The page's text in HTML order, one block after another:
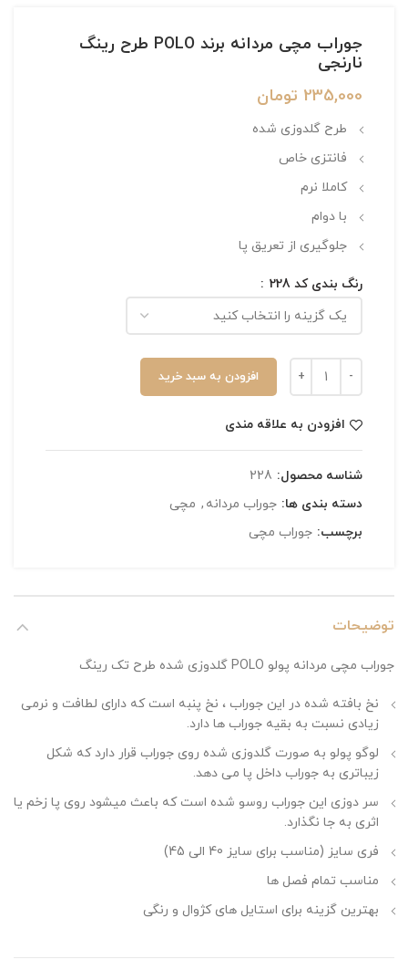
جوراب مچی مردانه برند POLO طرح رینگ
نارنجی
235,000 تومان
طرح گلدوزی شده
فانتزی خاص
کاملا نرم
با دوام
جلوگیری از تعریق پا
رنگ بندی کد 228
افزودن به سبد خرید
افزودن به علاقه مندی
شناسه محصول: 228
دسته بندی ها: جوراب مردانه , مچی
برچسب: جوراب مچی
توضیحات
جوراب مچی مردانه پولو POLO گلدوزی شده طرح تک رینگ
نخ بافته شده در این جوراب ، نخ پنبه است که دارای لطافت و نرمی
زیادی نسبت به بقیه جوراب ها دارد.
لوگو پولو به صورت گلدوزی شده روی جوراب قرار دارد که شکل
زیباتری به جوراب داخل پا می دهد.
سر دوزی این جوراب روسو شده است که باعث میشود روی پا زخم یا
اثری به جا نگذارد.
فری سایز (مناسب برای سایز 40 الی 45)
مناسب تمام فصل ها
بهترین گزینه برای استایل های کژوال و رنگی